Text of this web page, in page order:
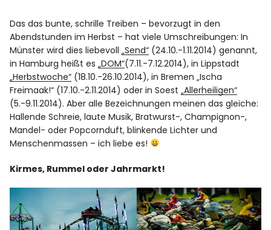
Bloggerreisen
Über mich
Das das bunte, schrille Treiben – bevorzugt in den
Abendstunden im Herbst – hat viele Umschreibungen: In
Münster wird dies liebevoll„Send“ (24.10.-1.11.2014) genannt,
in Hamburg heißt es„DOM“(7.11.-7.12.2014), in Lippstadt
„Herbstwoche“ (18.10.-26.10.2014), in Bremen„Ischa
Freimaak!“ (17.10.-2.11.2014) oder in Soest„Allerheiligen“
(5.-9.11.2014). Aber alle Bezeichnungen meinen das gleiche:
Hallende Schreie, laute Musik, Bratwurst-, Champignon-,
Mandel- oder Popcornduft, blinkende Lichter und
Menschenmassen – ich liebe es!
Kirmes, Rummel oder Jahrmarkt!